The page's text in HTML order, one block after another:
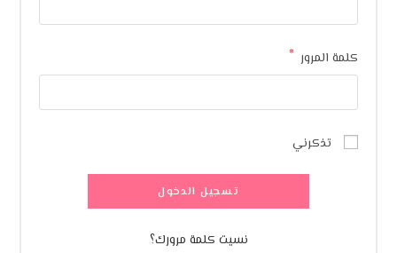
كلمة المرور *
تذكرني
تسجيل الدخول
نسيت كلمة مرورك؟